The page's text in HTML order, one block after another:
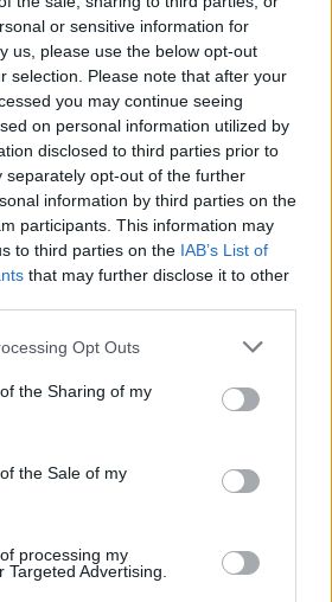
or sensitive information for
us, please use the below opt-out
selection. Please note that after your
you may continue seeing
on personal information utilized by
disclosed to third parties prior to
separately opt-out of the further
information by third parties on the
participants. This information may
to third parties on the IAB’s List of
that may further disclose it to other
Opt Outs
the Sharing of my
the Sale of my
processing my
Targeted Advertising.
ítélték a Bosszúállók 4-et